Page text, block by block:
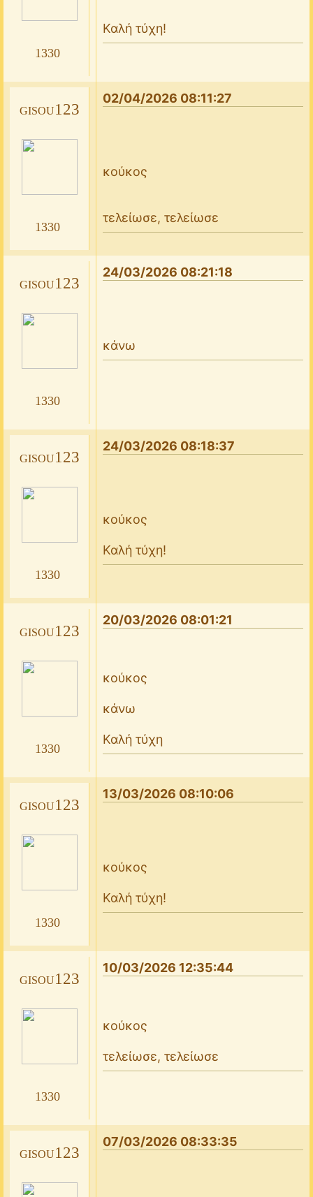
1330
Καλή τύχη!
gisou123
1330
02/04/2026 08:11:27
κούκος
τελείωσε, τελείωσε
gisou123
1330
24/03/2026 08:21:18
κάνω
gisou123
1330
24/03/2026 08:18:37
κούκος
Καλή τύχη!
gisou123
1330
20/03/2026 08:01:21
κούκος
κάνω
Καλή τύχη
gisou123
1330
13/03/2026 08:10:06
κούκος
Καλή τύχη!
gisou123
1330
10/03/2026 12:35:44
κούκος
τελείωσε, τελείωσε
gisou123
07/03/2026 08:33:35